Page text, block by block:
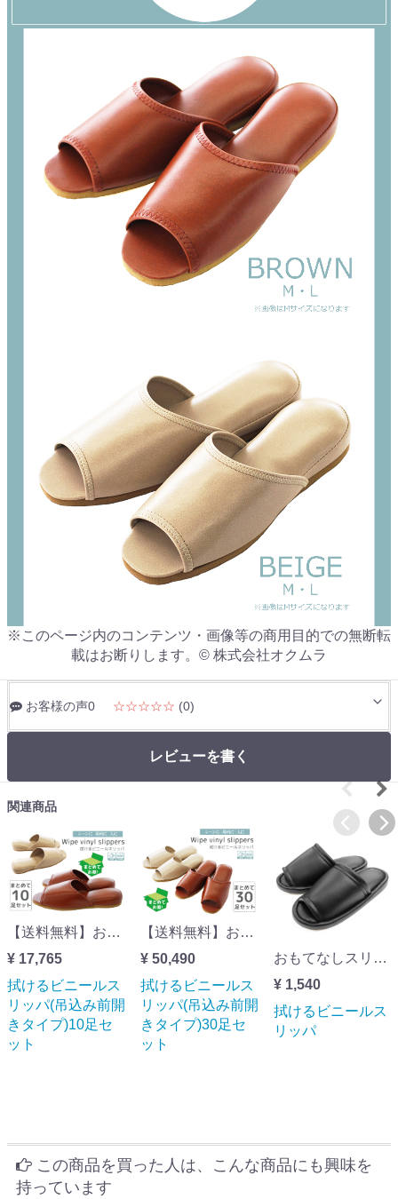
※このページ内のコンテンツ・画像等の商用目的での無断転
載はお断りします。© 株式会社オクムラ
お客様の声0 ☆☆☆☆☆ (0)
レビューを書く
関連商品
【送料無料】おもてなしスリッパ(業務用) 拭けるビニールスリッパ(吊込み前開きタイプ)10足セット
¥ 17,765
拭けるビニールス
リッパ(吊込み前開
きタイプ)10足セ
ット
【送料無料】おもてなしスリッパ(業務用) 拭けるビニールスリッパ(吊込み前開きタイプ)30足セット
¥ 50,490
拭けるビニールス
リッパ(吊込み前開
きタイプ)30足セ
ット
おもてなしスリッパ(業務用) 拭けるビニールスリッパ(スタンダードタイプ)
¥ 1,540
拭けるビニールス
リッパ
この商品を買った人は、こんな商品にも興味を
持っています